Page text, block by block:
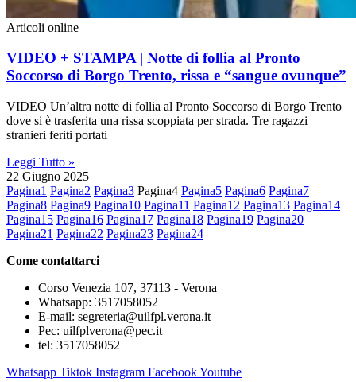
Articoli online
VIDEO + STAMPA | Notte di follia al Pronto
Soccorso di Borgo Trento, rissa e “sangue ovunque”
VIDEO Un’altra notte di follia al Pronto Soccorso di Borgo Trento
dove si è trasferita una rissa scoppiata per strada. Tre ragazzi
stranieri feriti portati
Leggi Tutto »
22 Giugno 2025
Pagina1 Pagina2 Pagina3 Pagina4 Pagina5 Pagina6 Pagina7
Pagina8 Pagina9 Pagina10 Pagina11 Pagina12 Pagina13 Pagina14
Pagina15 Pagina16 Pagina17 Pagina18 Pagina19 Pagina20
Pagina21 Pagina22 Pagina23 Pagina24
Come contattarci
Corso Venezia 107, 37113 - Verona
Whatsapp: 3517058052
E-mail: segreteria@uilfpl.verona.it
Pec: uilfplverona@pec.it
tel: 3517058052
Whatsapp Tiktok Instagram FacebookYoutube